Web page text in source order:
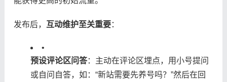
发布后，​ ​互动维护至关重要​​：
•
​预设评论区问答​​：主动在评论区埋点，用小号提问
或自问自答，如：“新站需要先养号吗？”然后在回